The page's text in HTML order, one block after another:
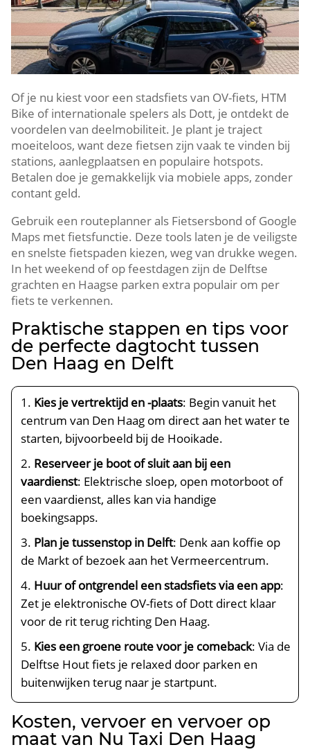
Of je nu kiest voor een stadsfiets van OV-fiets, HTM
Bike of internationale spelers als Dott, je ontdekt de
voordelen van deelmobiliteit.​ Je plant je traject
moeiteloos, want deze fietsen zijn vaak te vinden bij
stations, aanlegplaatsen en populaire hotspots.​
Betalen doe je gemakkelijk via mobiele apps, zonder
contant geld.​
Gebruik een routeplanner als Fietsersbond of Google
Maps met fietsfunctie.​ Deze tools laten je de veiligste
en snelste fietspaden kiezen, weg van drukke wegen.​
In het weekend of op feestdagen zijn de Delftse
grachten en Haagse parken extra populair om per
fiets te verkennen.​
Praktische stappen en tips voor
de perfecte dagtocht tussen
Den Haag en Delft
Kies je vertrektijd en -plaats: Begin vanuit het
centrum van Den Haag om direct aan het water te
starten, bijvoorbeeld bij de Hooikade.​
Reserveer je boot of sluit aan bij een
vaardienst: Elektrische sloep, open motorboot of
een vaardienst, alles kan via handige
boekingsapps.​
Plan je tussenstop in Delft: Denk aan koffie op
de Markt of bezoek aan het Vermeercentrum.​
Huur of ontgrendel een stadsfiets via een app:
Zet je elektronische OV-fiets of Dott direct klaar
voor de rit terug richting Den Haag.​
Kies een groene route voor je comeback: Via de
Delftse Hout fiets je relaxed door parken en
buitenwijken terug naar je startpunt.​
Kosten, vervoer en vervoer op
maat van Nu Taxi Den Haag